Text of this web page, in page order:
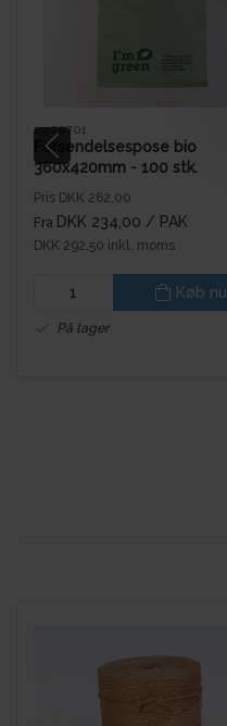
19120701
Forsendelsespose bio
360x420mm - 100 stk.
Pris DKK 262,00
Fra DKK 234,00 / PAK
DKK 292,50 inkl. moms
Køb nu
På lager